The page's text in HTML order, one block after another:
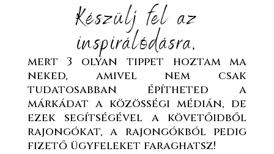
Készülj fel az
inspirálódásra,
mert 3 olyan tippet hoztam ma
neked, amivel nem csak
tudatosabban építheted a
márkádat a közösségi médián, de
ezek segítségével a követőidből
rajongókat, a rajongókból pedig
fizető ügyfeleket faraghatsz!